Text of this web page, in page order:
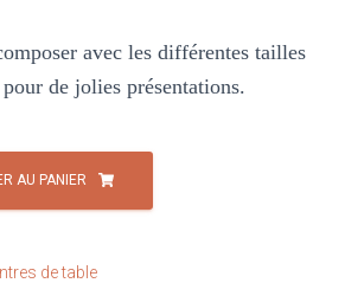
avec les différentes tailles
de jolies présentations.
AU PANIER
de table